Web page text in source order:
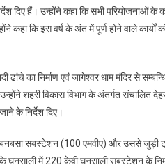
दिए हैं। उन्होंने कहा कि सभी परियोजनाओं के
कि इस वर्ष के अंत में पूर्ण होने वाले कार्यों
ढांचे का निर्माण एवं जागेश्वर धाम मंदिर से
उन्होंने शहरी विकास विभाग के अंतर्गत संचालित
के निर्देश दिए।
बनबसा सबस्टेशन (100 एमवीए) और उससे जुड़ी
में 220 केवी घनसाली सबस्टेशन के